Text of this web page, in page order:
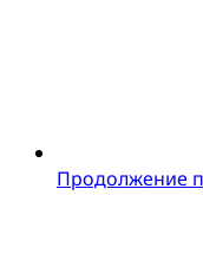
Продолжение